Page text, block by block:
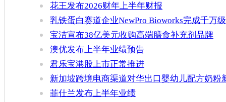
花王发布2026财年上半年财报
乳铁蛋白赛道企业NewPro Bioworks完成千万级
融资
宝洁宣布38亿美元收购高端膳食补充剂品牌
Thorne
澳优发布上半年业绩预告
君乐宝港股上市正常推进
新加坡跨境电商渠道对华出口婴幼儿配方奶粉
增官方健康证书通关要求
菲仕兰发布上半年业绩